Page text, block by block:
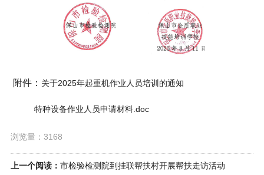
附件： 关于2025年起重机作业人员培训的通知
特种设备作业人员申请材料.doc
浏览量：3168
上一个阅读： 市检验检测院到挂联帮扶村开展帮扶走访活动